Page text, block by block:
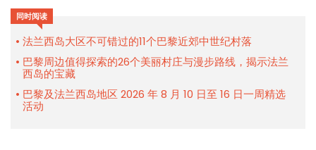
同时阅读
法兰西岛大区不可错过的11个巴黎近郊中世纪村落
巴黎周边值得探索的26个美丽村庄与漫步路线，揭示法兰
西岛的宝藏
巴黎及法兰西岛地区 2026 年 8 月 10 日至 16 日一周精选
活动